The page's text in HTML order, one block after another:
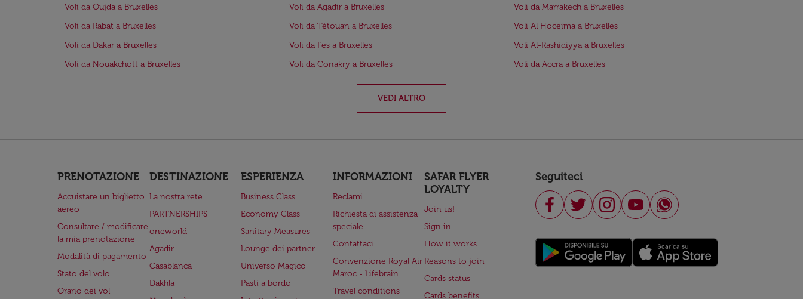
Voli da Oujda a Bruxelles
Voli da Agadir a Bruxelles
Voli da Marrakech a Bruxelles
Voli da Rabat a Bruxelles
Voli da Tétouan a Bruxelles
Voli Al Hoceima a Bruxelles
Voli da Dakar a Bruxelles
Voli da Fes a Bruxelles
Voli Al-Rashidiyya a Bruxelles
Voli da Nouakchott a Bruxelles
Voli da Conakry a Bruxelles Voli da Accra a Bruxelles
VEDI ALTRO
PRENOTAZIONE
Acquistare un biglietto
aereo
Consultare / modificare
la mia prenotazione
Modalità di pagamento
Stato del volo
Orario dei vol
DESTINAZIONE
La nostra rete
PARTNERSHIPS
oneworld
Agadir
Casablanca
Dakhla
ESPERIENZA
Business Class
Economy Class
Sanitary Measures
Lounge dei partner
Universo Magico
Pasti a bordo
INFORMAZIONI
Reclami
Richiesta di assistenza
speciale
Contattaci
Convenzione Royal Air
Maroc - Lifebrain
Travel conditions
SAFAR FLYER
LOYALTY
Join us!
Sign in
How it works
Reasons to join
Cards status
Cards benefits
Seguiteci